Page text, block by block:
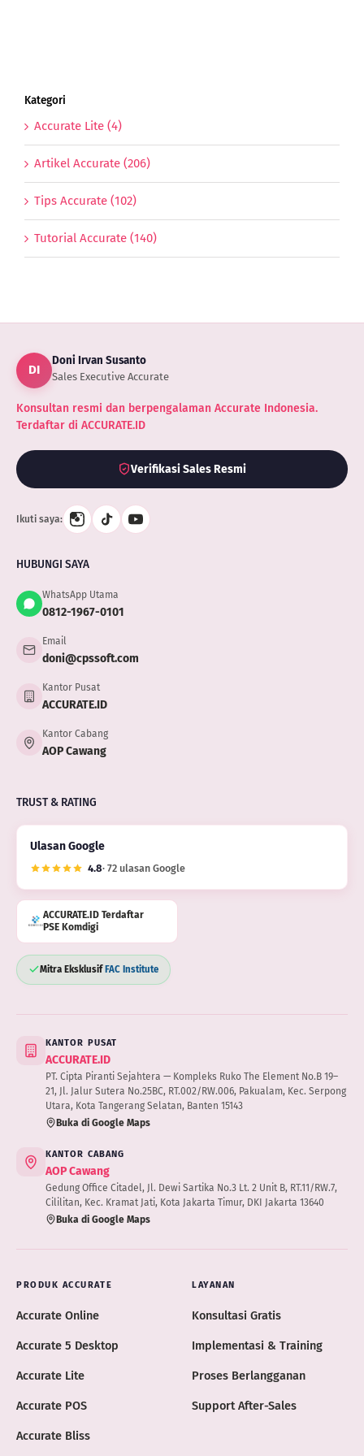
Kategori
Accurate Lite (4)
Artikel Accurate (206)
Tips Accurate (102)
Tutorial Accurate (140)
DI
Doni Irvan Susanto
Sales Executive Accurate
Konsultan resmi dan berpengalaman Accurate Indonesia.
Terdaftar di ACCURATE.ID
Verifikasi Sales Resmi
Ikuti saya:
HUBUNGI SAYA
WhatsApp Utama
0812-1967-0101
Email
doni@cpssoft.com
Kantor Pusat
ACCURATE.ID
Kantor Cabang
AOP Cawang
TRUST & RATING
Ulasan Google
4.8· 72 ulasan Google
ACCURATE.ID Terdaftar
PSE Komdigi
Mitra EksklusifFAC Institute
KANTOR PUSAT
ACCURATE.ID
PT. Cipta Piranti Sejahtera — Kompleks Ruko The Element No.B 19–
21, Jl. Jalur Sutera No.25BC, RT.002/RW.006, Pakualam, Kec. Serpong
Utara, Kota Tangerang Selatan, Banten 15143
Buka di Google Maps
KANTOR CABANG
AOP Cawang
Gedung Office Citadel, Jl. Dewi Sartika No.3 Lt. 2 Unit B, RT.11/RW.7,
Cililitan, Kec. Kramat Jati, Kota Jakarta Timur, DKI Jakarta 13640
Buka di Google Maps
PRODUK ACCURATE
Accurate Online
Accurate 5 Desktop
Accurate Lite
Accurate POS
Accurate Bliss
LAYANAN
Konsultasi Gratis
Implementasi & Training
Proses Berlangganan
Support After-Sales